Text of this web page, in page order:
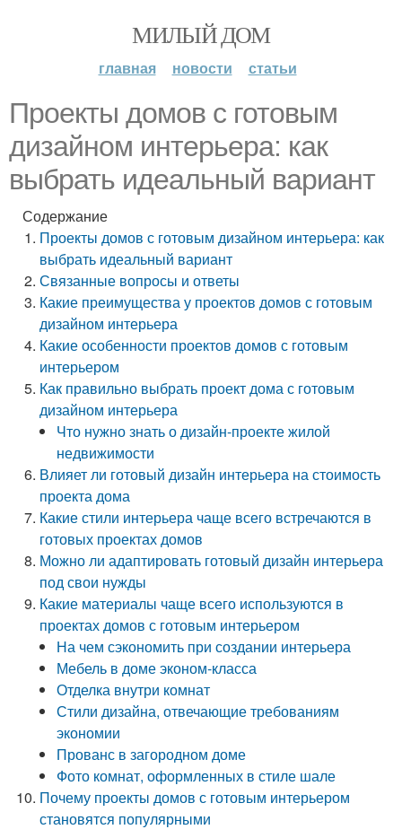
МИЛЫЙ ДОМ
главная новости статьи
Проекты домов с готовым
дизайном интерьера: как
выбрать идеальный вариант
Содержание
Проекты домов с готовым дизайном интерьера: как
выбрать идеальный вариант
Связанные вопросы и ответы
Какие преимущества у проектов домов с готовым
дизайном интерьера
Какие особенности проектов домов с готовым
интерьером
Как правильно выбрать проект дома с готовым
дизайном интерьера
Что нужно знать о дизайн-проекте жилой
недвижимости
Влияет ли готовый дизайн интерьера на стоимость
проекта дома
Какие стили интерьера чаще всего встречаются в
готовых проектах домов
Можно ли адаптировать готовый дизайн интерьера
под свои нужды
Какие материалы чаще всего используются в
проектах домов с готовым интерьером
На чем сэкономить при создании интерьера
Мебель в доме эконом-класса
Отделка внутри комнат
Стили дизайна, отвечающие требованиям
экономии
Прованс в загородном доме
Фото комнат, оформленных в стиле шале
Почему проекты домов с готовым интерьером
становятся популярными